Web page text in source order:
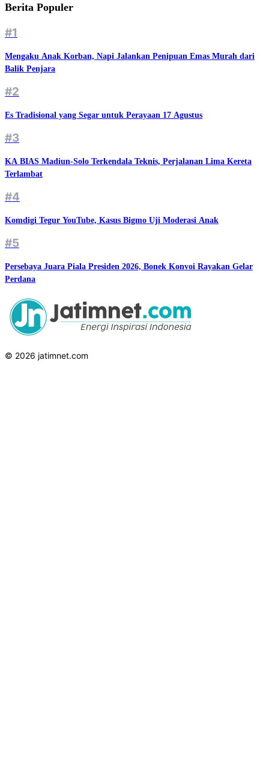
Berita Populer
#1
Mengaku Anak Korban, Napi Jalankan Penipuan Emas Murah dari
Balik Penjara
#2
Es Tradisional yang Segar untuk Perayaan 17 Agustus
#3
KA BIAS Madiun-Solo Terkendala Teknis, Perjalanan Lima Kereta
Terlambat
#4
Komdigi Tegur YouTube, Kasus Bigmo Uji Moderasi Anak
#5
Persebaya Juara Piala Presiden 2026, Bonek Konvoi Rayakan Gelar
Perdana
© 2026 jatimnet.com